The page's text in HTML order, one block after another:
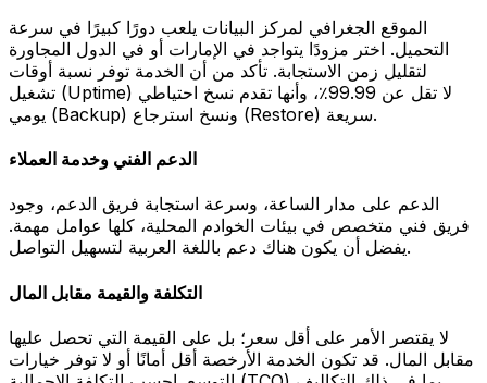
الموقع الجغرافي لمركز البيانات يلعب دورًا كبيرًا في سرعة
التحميل. اختر مزودًا يتواجد في الإمارات أو في الدول المجاورة
لتقليل زمن الاستجابة. تأكد من أن الخدمة توفر نسبة أوقات
تشغيل (Uptime) لا تقل عن 99.99٪، وأنها تقدم نسخ احتياطي
يومي (Backup) ونسخ استرجاع (Restore) سريعة.
الدعم الفني وخدمة العملاء
الدعم على مدار الساعة، وسرعة استجابة فريق الدعم، وجود
فريق فني متخصص في بيئات الخوادم المحلية، كلها عوامل مهمة.
يفضل أن يكون هناك دعم باللغة العربية لتسهيل التواصل.
التكلفة والقيمة مقابل المال
لا يقتصر الأمر على أقل سعر؛ بل على القيمة التي تحصل عليها
مقابل المال. قد تكون الخدمة الأرخصة أقل أمانًا أو لا توفر خيارات